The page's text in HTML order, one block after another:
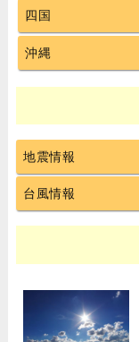
四国
沖縄
地震情報
台風情報